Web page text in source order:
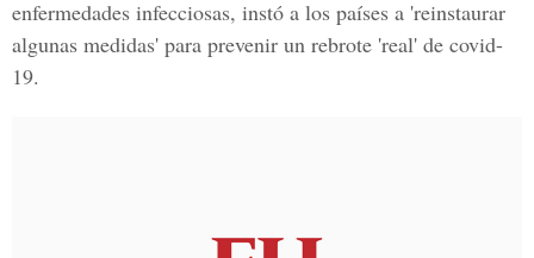
enfermedades infecciosas, instó a los países a 'reinstaurar
algunas medidas' para prevenir un rebrote 'real' de covid-
19.